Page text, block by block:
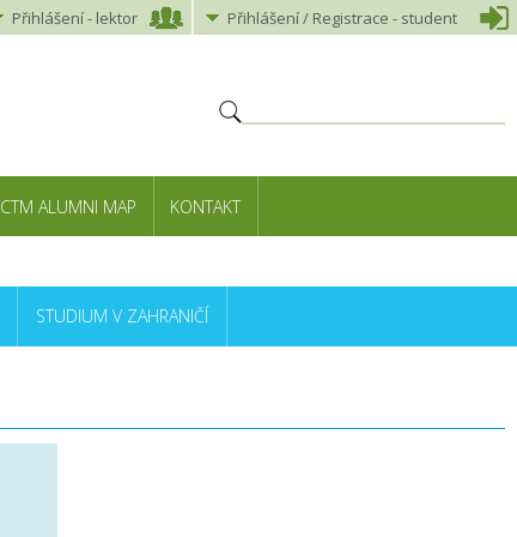
Přihlášení- lektor Přihlášení/ Registrace - student
CTM ALUMNI MAP KONTAKT
STUDIUM V ZAHRANIČÍ